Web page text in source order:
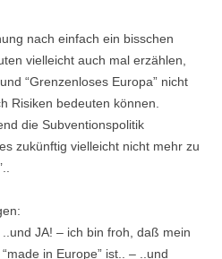
nach einfach ein bisschen
vielleicht auch mal erzählen,
“Grenzenloses Europa” nicht
Risiken bedeuten können.
die Subventionspolitik
zukünftig vielleicht nicht mehr zu
..und JA! – ich bin froh, daß mein
in Europe” ist.. – ..und